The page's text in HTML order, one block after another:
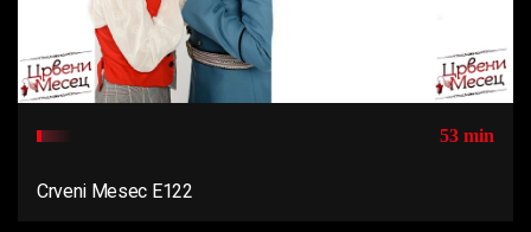
53 min
Crveni Mesec E122